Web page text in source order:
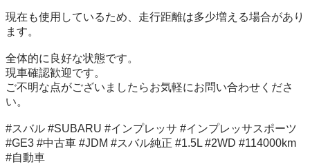
現在も使用しているため、走行距離は多少増える場合があり
ます。
全体的に良好な状態です。
現車確認歓迎です。
ご不明な点がございましたらお気軽にお問い合わせくださ
い。
#スバル #SUBARU #インプレッサ #インプレッサスポーツ
#GE3 #中古車 #JDM #スバル純正 #1.5L #2WD #114000km
#自動車